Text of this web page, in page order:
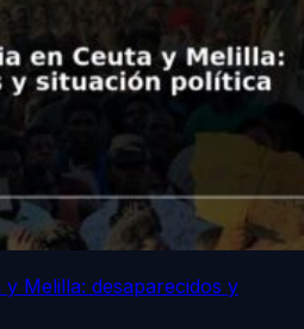
Melilla: desaparecidos y